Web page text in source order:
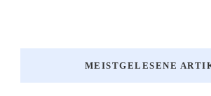
MEISTGELESENE